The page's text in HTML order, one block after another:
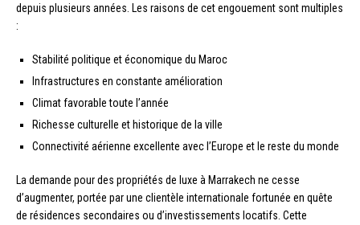
depuis plusieurs années. Les raisons de cet engouement sont multiples
:
Stabilité politique et économique du Maroc
Infrastructures en constante amélioration
Climat favorable toute l’année
Richesse culturelle et historique de la ville
Connectivité aérienne excellente avec l’Europe et le reste du monde
La demande pour des propriétés de luxe à Marrakech ne cesse
d’augmenter, portée par une clientèle internationale fortunée en quête
de résidences secondaires ou d’investissements locatifs. Cette